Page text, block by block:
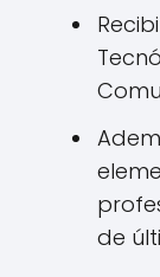
de